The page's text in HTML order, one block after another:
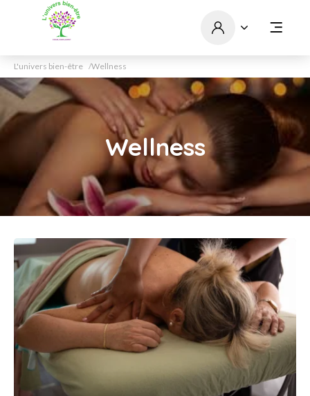
L'univers bien-être Wellness
Wellness